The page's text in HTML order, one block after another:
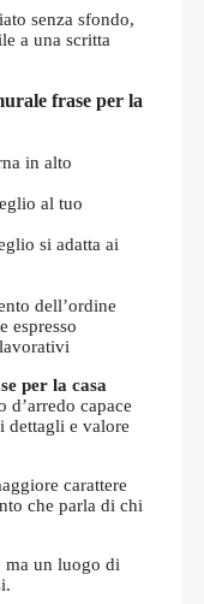
senza sfondo,
a una scritta
frase per la
in alto
al tuo
si adatta ai
dell’ordine
espresso
per la casa
capace
dettagli e valore
carattere
che parla di chi
ma un luogo di